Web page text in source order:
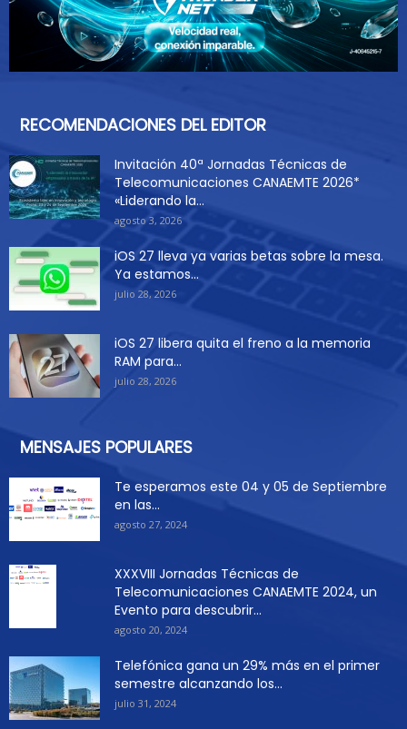
RECOMENDACIONES DEL EDITOR
Invitación 40ª Jornadas Técnicas de
Telecomunicaciones CANAEMTE 2026*
«Liderando la...
agosto 3, 2026
iOS 27 lleva ya varias betas sobre la mesa.
Ya estamos...
julio 28, 2026
iOS 27 libera quita el freno a la memoria
RAM para...
julio 28, 2026
MENSAJES POPULARES
Te esperamos este 04 y 05 de Septiembre
en las...
agosto 27, 2024
XXXVIII Jornadas Técnicas de
Telecomunicaciones CANAEMTE 2024, un
Evento para descubrir...
agosto 20, 2024
Telefónica gana un 29% más en el primer
semestre alcanzando los...
julio 31, 2024